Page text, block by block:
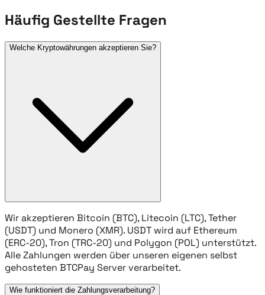
Häufig Gestellte Fragen
Welche Kryptowährungen akzeptieren Sie?
Wir akzeptieren Bitcoin (BTC), Litecoin (LTC), Tether
(USDT) und Monero (XMR). USDT wird auf Ethereum
(ERC-20), Tron (TRC-20) und Polygon (POL) unterstützt.
Alle Zahlungen werden über unseren eigenen selbst
gehosteten BTCPay Server verarbeitet.
Wie funktioniert die Zahlungsverarbeitung?